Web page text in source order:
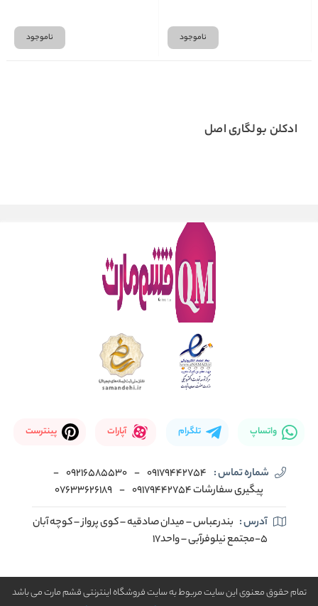
ناموجود ناموجود
ادکلن بولگاری اصل
واتساپ تلگرام آپارات پینترست
شماره تماس : 09179442754
-
09216585530
-
پیگیری سفارشات 09179442754
-
07633626189
آدرس : بندرعباس – میدان صادقیه – کوی پرواز – کوچه آبان
5-مجتمع نیلوفرآبی – واحد17
تمام حقوق معنوی این سایت مربوط به سایت فروشگاه اینترنتی قشم مارت می باشد